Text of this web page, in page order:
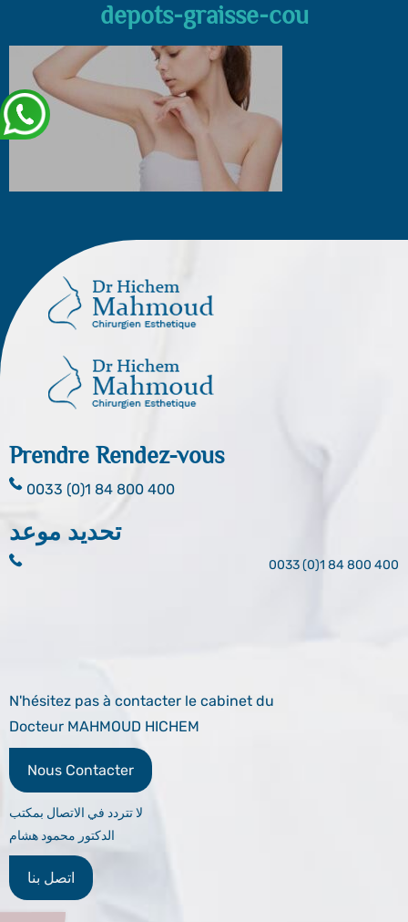
depots-graisse-cou
Prendre Rendez-vous
0033 (0)1 84 800 400
تحديد موعد
0033 (0)1 84 800 400
N'hésitez pas à contacter le cabinet du
Docteur MAHMOUD HICHEM
Nous Contacter
لا تتردد في الاتصال بمكتب
الدكتور محمود هشام
اتصل بنا